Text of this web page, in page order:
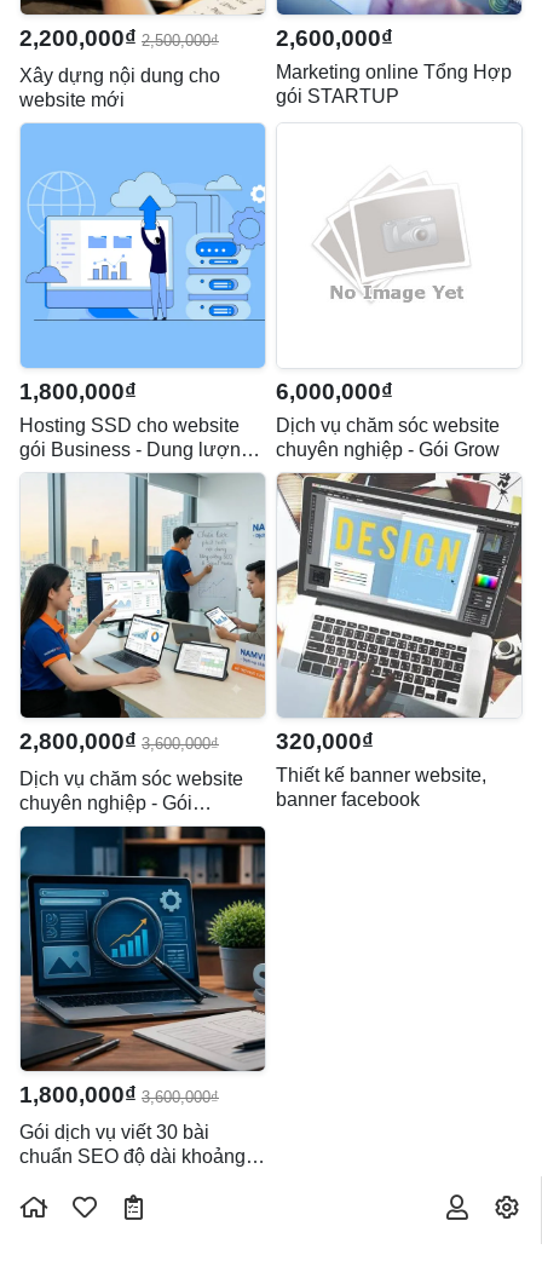
2,200,000₫ 2,500,000₫
Xây dựng nội dung cho
website mới
2,600,000₫
Marketing online Tổng Hợp
gói STARTUP
1,800,000₫
Hosting SSD cho website
gói Business - Dung lượng
3GB
6,000,000₫
Dịch vụ chăm sóc website
chuyên nghiệp - Gói Grow
2,800,000₫ 3,600,000₫
Dịch vụ chăm sóc website
chuyên nghiệp - Gói
Maintain
320,000₫
Thiết kế banner website,
banner facebook
1,800,000₫ 3,600,000₫
Gói dịch vụ viết 30 bài
chuẩn SEO độ dài khoảng